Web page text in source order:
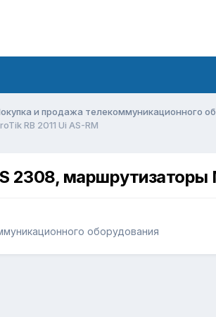
и продажа телекоммуникационного
RB 2011 Ui AS-RM
2308, маршрутизаторы
оборудования